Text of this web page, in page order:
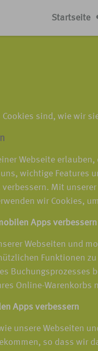
Startseite
sind, wie wir
Webseite
wichtige
Mit
wir Cookies,
Apps verbessern
Webseiten und
Funktionen
Buchungsprozesses
Online-Warenkorbs
Apps verbessern
unsere Webseiten
so dass wir